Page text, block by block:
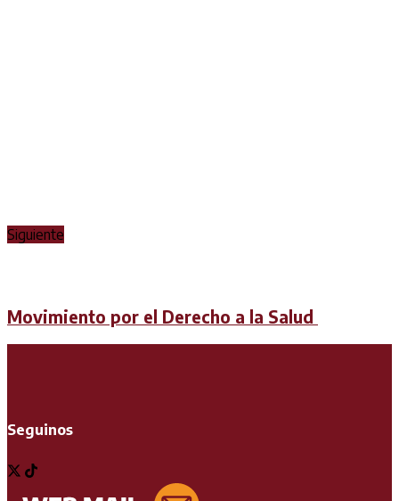
Siguiente
Movimiento por el Derecho a la Salud
Seguinos